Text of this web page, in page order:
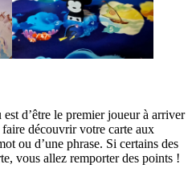
d’être le premier joueur à arriver
découvrir votre carte aux
ou d’une phrase. Si certains des
vous allez remporter des points !